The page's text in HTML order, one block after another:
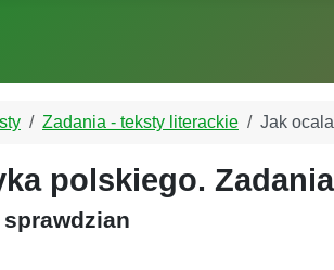
Zadania - teksty literackie Jak
polskiego.